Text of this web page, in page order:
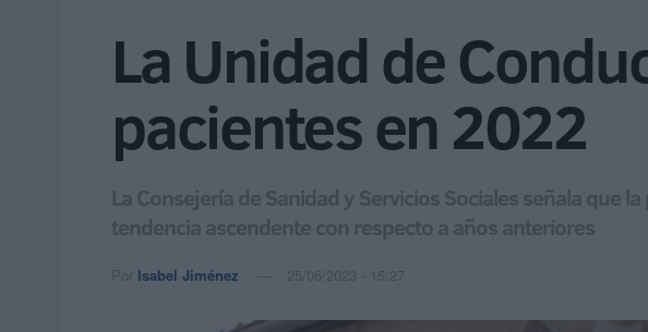
La Unidad de
pacientes en 2022
La Consejería de Sanidad y Servicios Sociales señala que
tendencia ascendente con respecto a años anteriores
Por Isabel Jiménez 25/06/2023 - 15:27